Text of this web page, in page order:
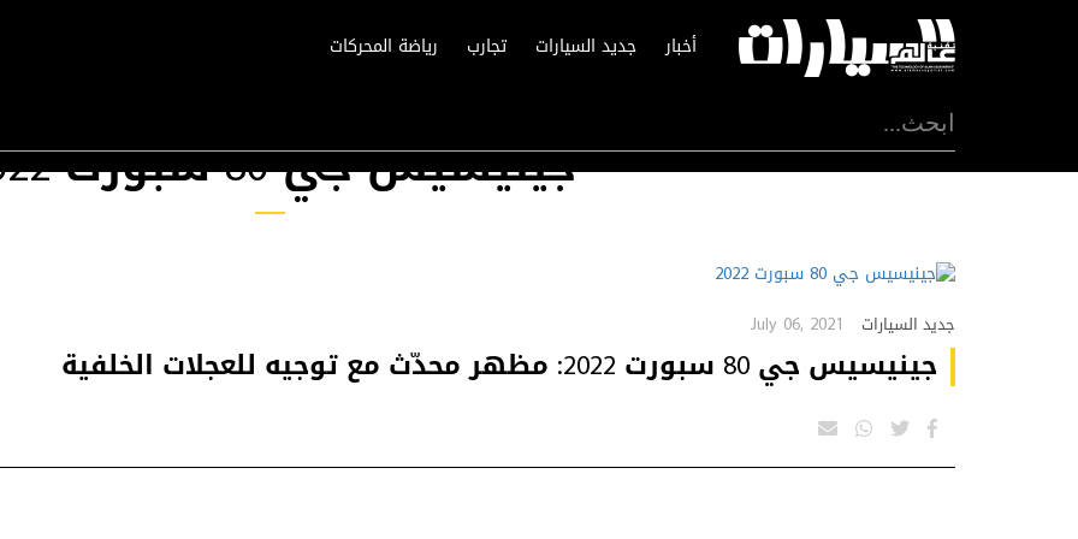
أخبار جديد السيارات تجارب رياضة المحركات
جينيسيس جي 80 سبورت 2022
جديد السيارات July 06, 2021
جينيسيس جي 80 سبورت 2022: مظهر محدّث مع توجيه للعجلات الخلفية